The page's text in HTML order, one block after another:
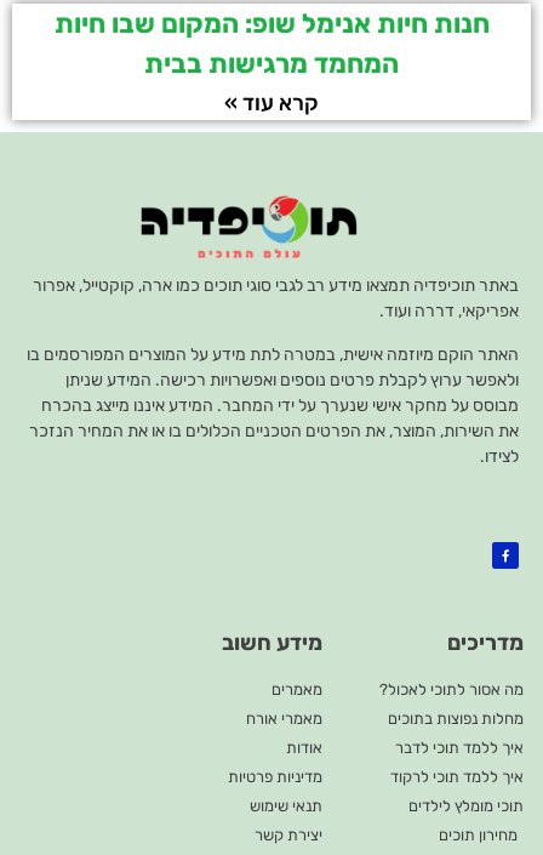
חנות חיות אנימל שופ: המקום שבו חיות
המחמד מרגישות בבית
קרא עוד »
באתר תוכיפדיה תמצאו מידע רב לגבי סוגי תוכים כמו ארה, קוקטייל, אפרור
אפריקאי, דררה ועוד.
האתר הוקם מיוזמה אישית, במטרה לתת מידע על המוצרים המפורסמים בו
ולאפשר ערוץ לקבלת פרטים נוספים ואפשרויות רכישה. המידע שניתן
מבוסס על מחקר אישי שנערך על ידי המחבר. המידע איננו מייצג בהכרח
את השירות, המוצר, את הפרטים הטכניים הכלולים בו או את המחיר הנזכר
לצידו.
מדריכים
מה אסור לתוכי לאכול?
מחלות נפוצות בתוכים
איך ללמד תוכי לדבר
איך ללמד תוכי לרקוד
תוכי מומלץ לילדים
מחירון תוכים
מידע חשוב
מאמרים
מאמרי אורח
אודות
מדיניות פרטיות
תנאי שימוש
יצירת קשר